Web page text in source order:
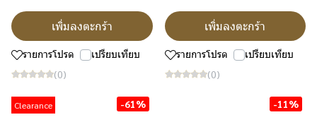
เพิ่มลงตะกร้า
รายการโปรด เปรียบเทียบ
(0)
เพิ่มลงตะกร้า
รายการโปรด เปรียบเทียบ
(0)
Clearance -61% -11%